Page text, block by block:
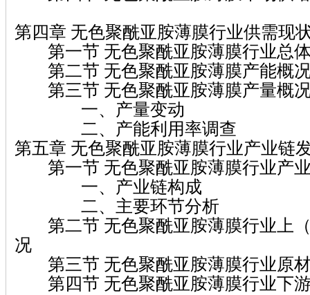
第四章 无色聚酰亚胺薄膜行业供需现
第一节 无色聚酰亚胺薄膜行业总
第二节 无色聚酰亚胺薄膜产能概
第三节 无色聚酰亚胺薄膜产量概
一、产量变动
二、产能利用率调查
第五章 无色聚酰亚胺薄膜行业产业链
第一节 无色聚酰亚胺薄膜行业产
一、产业链构成
二、主要环节分析
第二节 无色聚酰亚胺薄膜行业上
况
第三节 无色聚酰亚胺薄膜行业原
第四节 无色聚酰亚胺薄膜行业下